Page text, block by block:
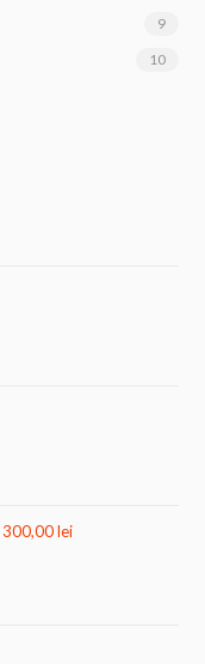
9
10
300,00lei